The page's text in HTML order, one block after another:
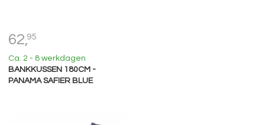
62,95
Ca. 2 - 8 werkdagen
BANKKUSSEN 180CM -
PANAMA SAFIER BLUE